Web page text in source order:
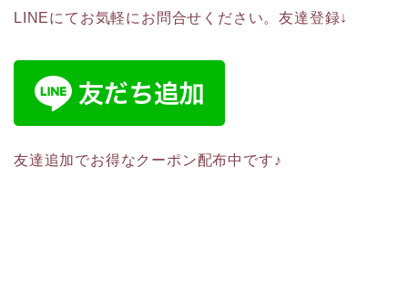
LINEにてお気軽にお問合せください。友達登録↓
友達追加でお得なクーポン配布中です♪